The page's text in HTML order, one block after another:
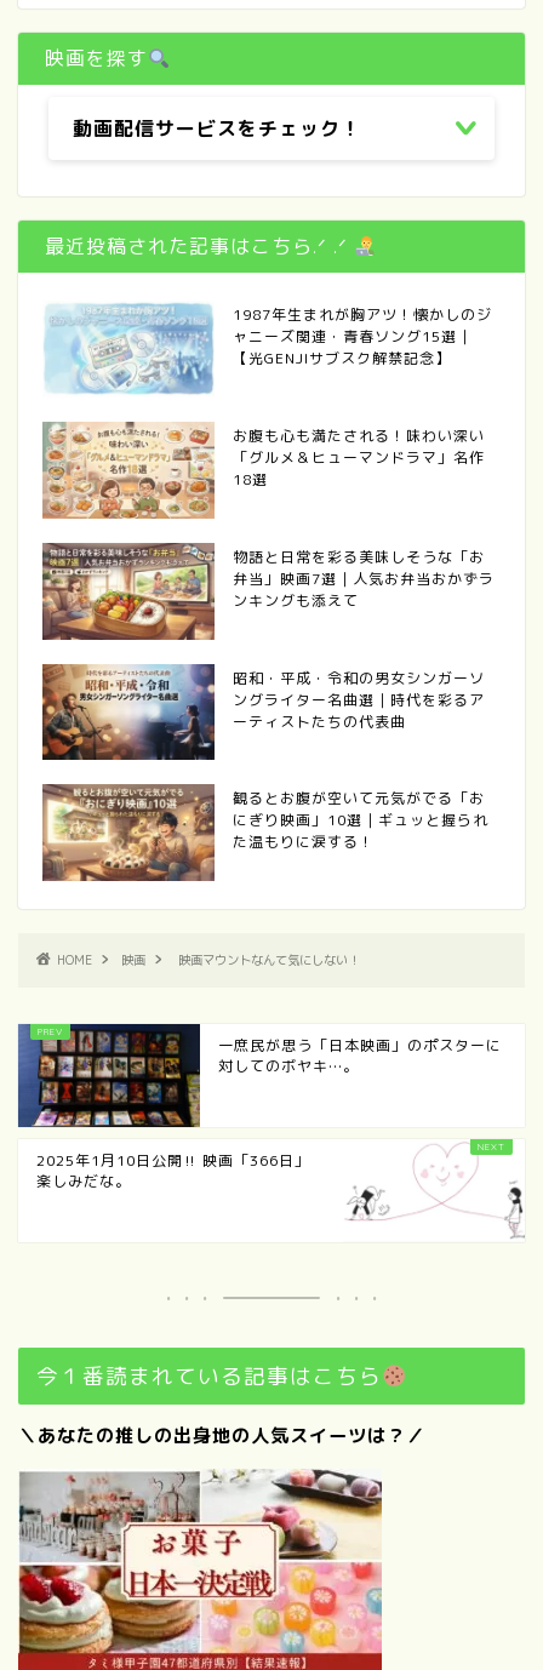
映画を探す
動画配信サービスをチェック！
最近投稿された記事はこちら.ᐟ .ᐟ
1987年生まれが胸アツ！懐かしのジ
ャニーズ関連・青春ソング15選｜
【光GENJIサブスク解禁記念】
お腹も心も満たされる！味わい深い
「グルメ＆ヒューマンドラマ」名作
18選
物語と日常を彩る美味しそうな「お
弁当」映画7選｜人気お弁当おかずラ
ンキングも添えて
昭和・平成・令和の男女シンガーソ
ングライター名曲選｜時代を彩るア
ーティストたちの代表曲
観るとお腹が空いて元気がでる「お
にぎり映画」10選｜ギュッと握られ
た温もりに涙する！
HOME 映画 映画マウントなんて気にしない！
一庶民が思う「日本映画」のポスターに
対してのボヤキ…。
2025年1月10日公開‼ 映画「366日」
楽しみだな。
今１番読まれている記事はこちら
＼あなたの推しの出身地の人気スイーツは？／